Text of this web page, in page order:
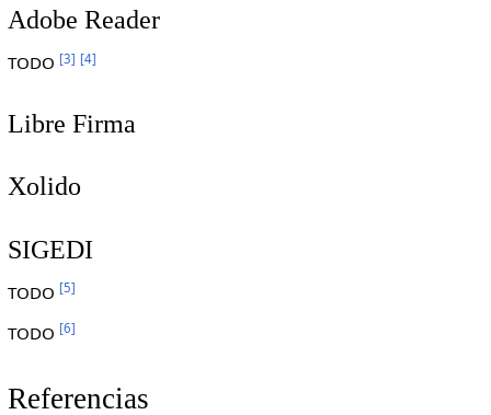
Adobe Reader
TODO [3] [4]
Libre Firma
Xolido
SIGEDI
TODO [5]
TODO [6]
Referencias